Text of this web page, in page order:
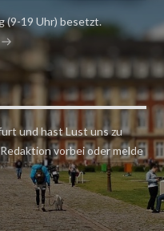
(9-19 Uhr) besetzt.
und hast Lust uns zu
vorbei oder melde